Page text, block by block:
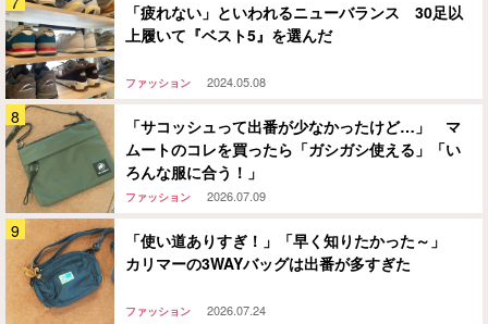
「疲れない」といわれるニューバランス 30足以
上履いて『ベスト5』を選んだ
ファッション 2024.05.08
「サコッシュって出番が少なかったけど…」 マ
ムートのコレを買ったら「ガシガシ使える」「い
ろんな服に合う！」
ファッション 2026.07.09
「使い道ありすぎ！」「早く知りたかった～」
カリマーの3WAYバッグは出番が多すぎた
ファッション 2026.07.24